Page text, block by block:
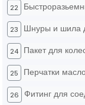
22
23 Шнуры и шила
24 Пакет для
25 Перчатки
26 Фитинг для